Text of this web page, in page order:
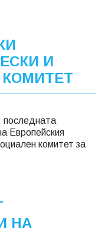
И
последната
Европейския
комитет за
НА